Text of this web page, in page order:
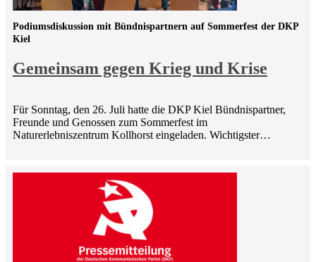
Gemeinsam gegen Krieg und Krise
Podiumsdiskussion mit Bündnispartnern auf Sommerfest der DKP
Kiel
Für Sonntag, den 26. Juli hatte die DKP Kiel Bündnispartner,
Freunde und Genossen zum Sommerfest im
Naturerlebniszentrum Kollhorst eingeladen. Wichtigster…